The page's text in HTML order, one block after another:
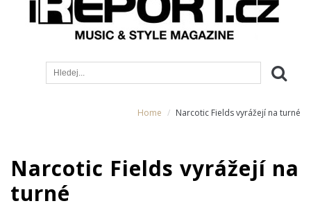
Home Narcotic Fields vyrážejí na turné
Narcotic Fields vyrážejí na
turné